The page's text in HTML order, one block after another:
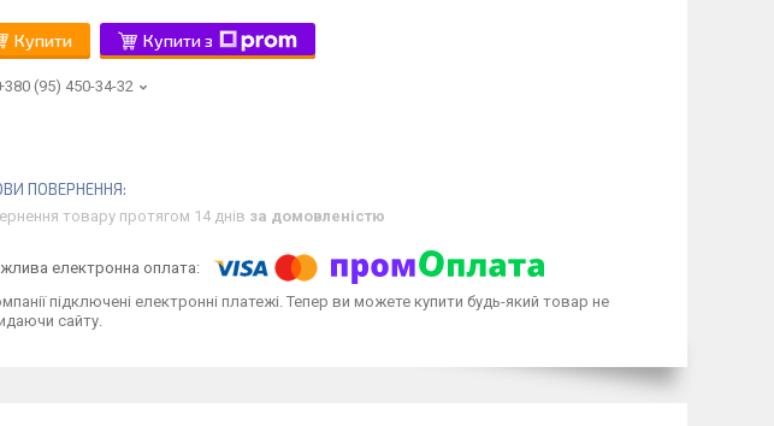
Купити Купити з
(95) 450-34-32
товару протягом 14 днів за домовленістю
підключені електронні платежі. Тепер ви можете купити будь-який товар не
сайту.